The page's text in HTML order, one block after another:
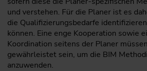
und verstehen. Für die Planer ist es
die Qualifizierungsbedarfe
können. Eine enge Kooperation sowie
Koordination seitens der Planer
gewährleistet sein, um die BIM
anzuwenden.